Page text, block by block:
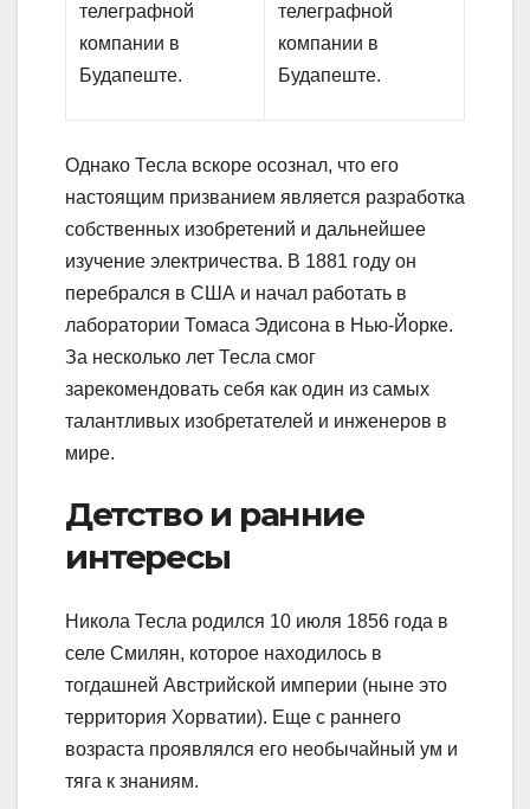
телеграфной
компании в
Будапеште.
телеграфной
компании в
Будапеште.
Однако Тесла вскоре осознал, что его
настоящим призванием является разработка
собственных изобретений и дальнейшее
изучение электричества. В 1881 году он
перебрался в США и начал работать в
лаборатории Томаса Эдисона в Нью-Йорке.
За несколько лет Тесла смог
зарекомендовать себя как один из самых
талантливых изобретателей и инженеров в
мире.
Детство и ранние
интересы
Никола Тесла родился 10 июля 1856 года в
селе Смилян, которое находилось в
тогдашней Австрийской империи (ныне это
территория Хорватии). Еще с раннего
возраста проявлялся его необычайный ум и
тяга к знаниям.